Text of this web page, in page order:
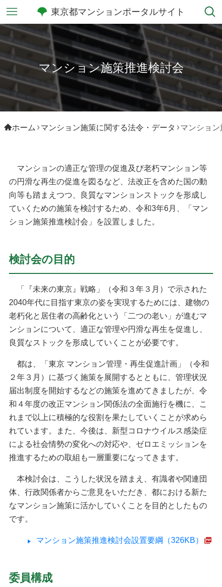
東京都マンションポータルサイト
マンション施策推進検討会
ホーム マンション施策に関する法令・データ マンショ
マンションの適正な管理の促進及び老朽マンション等
の円滑な再生の促進を図るなど、法改正を含めた国の動
向等も踏まえつつ、良質なマンションストックを形成し
ていくための施策を検討するため、令和3年6月、「マン
ション施策推進検討会」を設置しました。
検討会の目的
「『未来の東京』戦略」（令和３年３月）で示された
2040年代に目指す東京の姿を実現するためには、建物の
老朽化と居住者の高齢化という「二つの老い」が進むマ
ンションについて、適正な管理や円滑な再生を促進し、
良質なストックを形成していくことが必要です。
都は、「東京 マンション管理・再生促進計画」（令和
２年３月）に基づく施策を展開するとともに、管理状況
届出制度を開始するなどの施策を進めてきましたが、令
和４年度の改正マンション関係法の全面施行を機に、こ
れまで以上に積極的な役割を果たしていくことが求めら
れています。また、今後は、新型コロナウイルス感染症
による社会情勢の変化への対応や、ゼロエミッションを
推進するための取組も一層重要になってきます。
本検討会は、こうした状況を踏まえ、有識者や関連団
体、行政関係者からご意見をいただき、都における新た
なマンション施策に活かしていくことを目的としたもの
です。
マンション施策推進検討会設置要綱（326KB）
委員構成